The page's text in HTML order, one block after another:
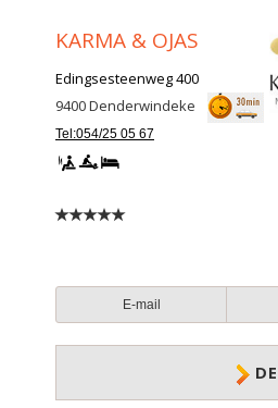
KARMA & OJAS
Edingsesteenweg 400
9400Denderwindeke
Tel:054/25 05 67
E-mail